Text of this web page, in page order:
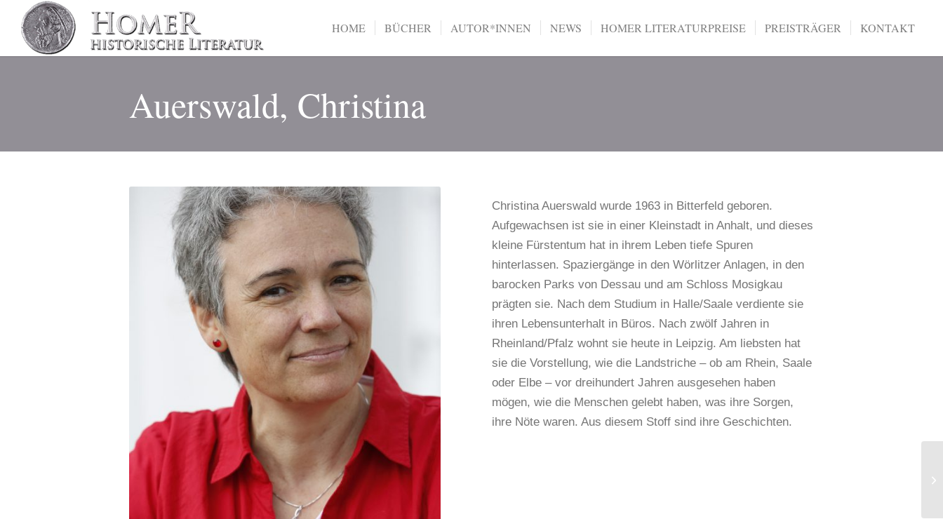
HOME BÜCHER AUTOR*INNEN NEWS HOMER LITERATURPREISE PREISTRÄGER KONTAKT
Auerswald, Christina
Christina Auerswald wurde 1963 in Bitterfeld geboren.
Aufgewachsen ist sie in einer Kleinstadt in Anhalt, und dieses
kleine Fürstentum hat in ihrem Leben tiefe Spuren
hinterlassen. Spaziergänge in den Wörlitzer Anlagen, in den
barocken Parks von Dessau und am Schloss Mosigkau
prägten sie. Nach dem Studium in Halle/Saale verdiente sie
ihren Lebensunterhalt in Büros. Nach zwölf Jahren in
Rheinland/Pfalz wohnt sie heute in Leipzig. Am liebsten hat
sie die Vorstellung, wie die Landstriche – ob am Rhein, Saale
oder Elbe – vor dreihundert Jahren ausgesehen haben
mögen, wie die Menschen gelebt haben, was ihre Sorgen,
ihre Nöte waren. Aus diesem Stoff sind ihre Geschichten.